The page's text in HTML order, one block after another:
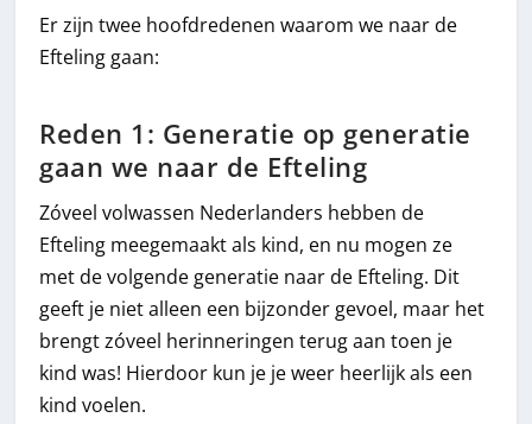
Er zijn twee hoofdredenen waarom we naar de
Efteling gaan:
Reden 1: Generatie op generatie
gaan we naar de Efteling
Zóveel volwassen Nederlanders hebben de
Efteling meegemaakt als kind, en nu mogen ze
met de volgende generatie naar de Efteling. Dit
geeft je niet alleen een bijzonder gevoel, maar het
brengt zóveel herinneringen terug aan toen je
kind was! Hierdoor kun je je weer heerlijk als een
kind voelen.